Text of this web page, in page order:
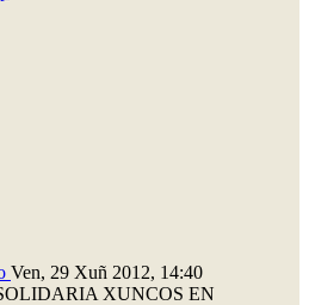
Ven, 29 Xuñ 2012, 14:40
XUNCOS EN